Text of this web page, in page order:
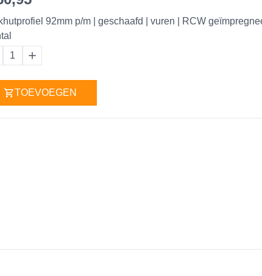
92mm p/m | geschaafd | vuren | RCW
1
TOEVOEGEN